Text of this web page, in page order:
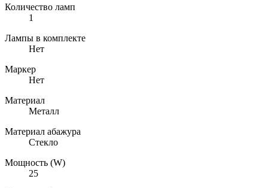
Количество ламп
1
Лампы в комплекте
Нет
Маркер
Нет
Материал
Металл
Материал абажура
Стекло
Мощность (W)
25